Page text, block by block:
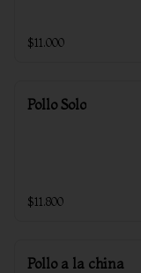
$11.000
Pollo Solo
$11.800
Pollo a la china